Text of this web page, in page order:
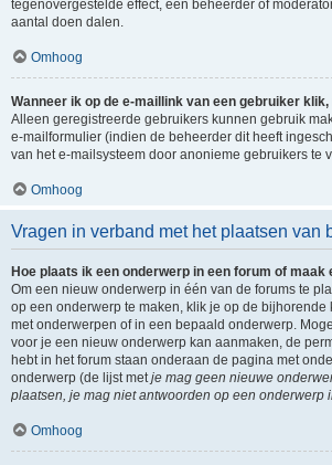
tegenovergestelde effect, een beheerder of
aantal doen dalen.
Omhoog
Wanneer ik op de e-maillink van een gebruiker
Alleen geregistreerde gebruikers kunnen gebruik
e-mailformulier (indien de beheerder dit heeft
van het e-mailsysteem door anonieme gebruikers te
Omhoog
Vragen in verband met het plaatsen van
Hoe plaats ik een onderwerp in een forum of maak
Om een nieuw onderwerp in één van de forums te
op een onderwerp te maken, klik je op de bijhorende
met onderwerpen of in een bepaald onderwerp.
voor je een nieuw onderwerp kan aanmaken, de
hebt in het forum staan onderaan de pagina met
onderwerp (de lijst met je mag geen nieuwe
plaatsen, je mag niet antwoorden op een onderwerp
Omhoog